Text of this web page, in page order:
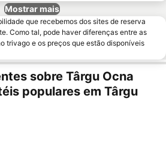
Mostrar mais
que recebemos dos sites de reserva
Como tal, pode haver diferenças entre as
trivago e os preços que estão disponíveis
sobre Târgu Ocna
populares em Târgu